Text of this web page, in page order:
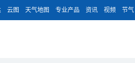
云图 天气地图 专业产品 资讯 视频 节气